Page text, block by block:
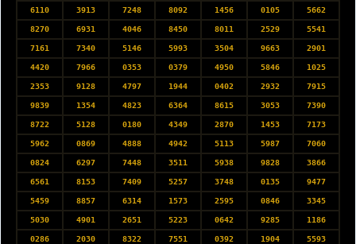
6110 3913 7248 8092 1456 0105 5662
8270 6931 4046 8450 8011 2529 5541
7161 7340 5146 5993 3504 9663 2901
4420 7966 0353 0379 4950 5846 1025
2353 9128 4797 1944 0402 2932 7915
9839 1354 4823 6364 8615 3053 7390
8722 5128 0180 4349 2870 1453 7173
5962 0869 4888 4942 5113 5987 7060
0824 6297 7448 3511 5938 9828 3866
6561 8153 7409 5257 3748 0135 9477
5459 8857 6314 1573 2595 0846 3345
5030 4901 2651 5223 0642 9285 1186
0286 2030 8322 7551 0392 1904 5593